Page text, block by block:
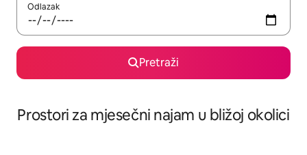
Odlazak
Pretraži
Prostori za mjesečni najam u bližoj okolici